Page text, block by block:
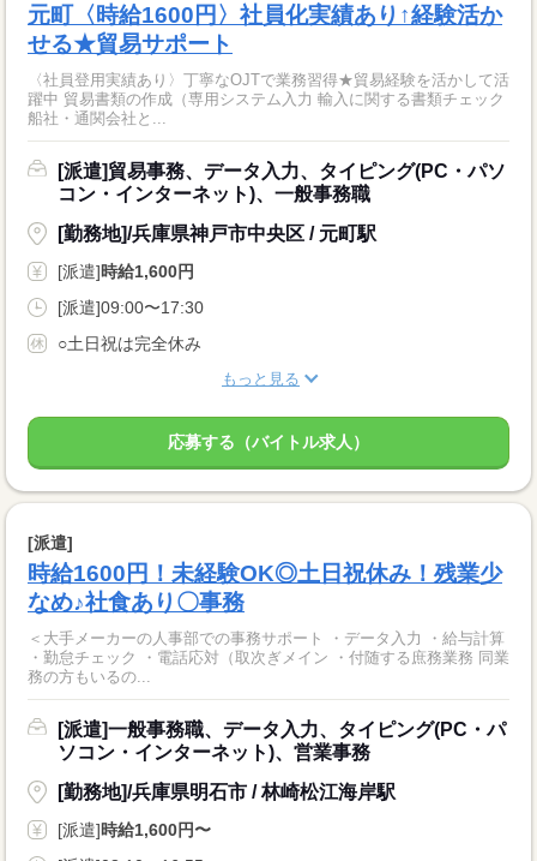
元町〈時給1600円〉社員化実績あり↑経験活か
せる★貿易サポート
〈社員登用実績あり〉丁寧なOJTで業務習得★貿易経験を活かして活
躍中 貿易書類の作成（専用システム入力 輸入に関する書類チェック
船社・通関会社と...
[派遣]貿易事務、データ入力、タイピング(PC・パソ
コン・インターネット)、一般事務職
[勤務地]/兵庫県神戸市中央区 / 元町駅
[派遣]時給1,600円
[派遣]09:00〜17:30
○土日祝は完全休み
もっと見る
応募する（バイトル求人）
[派遣]
時給1600円！未経験OK◎土日祝休み！残業少
なめ♪社食あり〇事務
＜大手メーカーの人事部での事務サポート ・データ入力 ・給与計算
・勤怠チェック ・電話応対（取次ぎメイン ・付随する庶務業務 同業
務の方もいるの...
[派遣]一般事務職、データ入力、タイピング(PC・パ
ソコン・インターネット)、営業事務
[勤務地]/兵庫県明石市 / 林崎松江海岸駅
[派遣]時給1,600円〜